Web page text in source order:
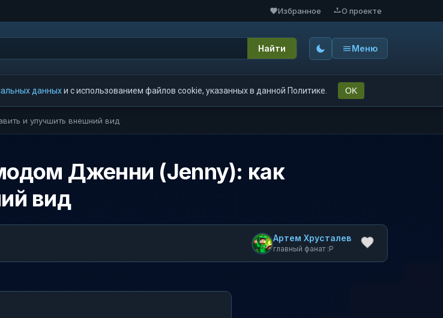
Избранное О проекте
Найти Меню
данныхи с использованием файлов cookie, указанных в данной Политике. OK
и улучшить внешний вид
Дженни (Jenny): как
вид
Артем Хрусталев
главный фанат :P